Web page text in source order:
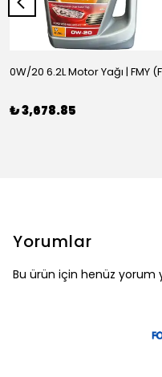
₺ 3,678.85
Yorumlar
Bu ürün için henüz yorum